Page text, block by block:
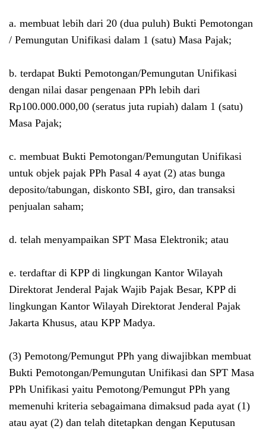
a. membuat lebih dari 20 (dua puluh) Bukti Pemotongan
/ Pemungutan Unifikasi dalam 1 (satu) Masa Pajak;
b. terdapat Bukti Pemotongan/Pemungutan Unifikasi
dengan nilai dasar pengenaan PPh lebih dari
Rp100.000.000,00 (seratus juta rupiah) dalam 1 (satu)
Masa Pajak;
c. membuat Bukti Pemotongan/Pemungutan Unifikasi
untuk objek pajak PPh Pasal 4 ayat (2) atas bunga
deposito/tabungan, diskonto SBI, giro, dan transaksi
penjualan saham;
d. telah menyampaikan SPT Masa Elektronik; atau
e. terdaftar di KPP di lingkungan Kantor Wilayah
Direktorat Jenderal Pajak Wajib Pajak Besar, KPP di
lingkungan Kantor Wilayah Direktorat Jenderal Pajak
Jakarta Khusus, atau KPP Madya.
(3) Pemotong/Pemungut PPh yang diwajibkan membuat
Bukti Pemotongan/Pemungutan Unifikasi dan SPT Masa
PPh Unifikasi yaitu Pemotong/Pemungut PPh yang
memenuhi kriteria sebagaimana dimaksud pada ayat (1)
atau ayat (2) dan telah ditetapkan dengan Keputusan